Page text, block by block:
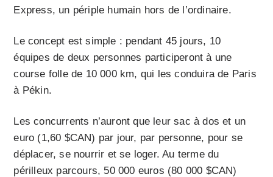
Express, un périple humain hors de l’ordinaire.
Le concept est simple : pendant 45 jours, 10
équipes de deux personnes participeront à une
course folle de 10 000 km, qui les conduira de Paris
à Pékin.
Les concurrents n’auront que leur sac à dos et un
euro (1,60 $CAN) par jour, par personne, pour se
déplacer, se nourrir et se loger. Au terme du
périlleux parcours, 50 000 euros (80 000 $CAN)